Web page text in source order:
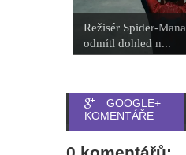
Režisér Spider-Mana
odmítl dohled n...
GOOGLE+
KOMENTÁŘE